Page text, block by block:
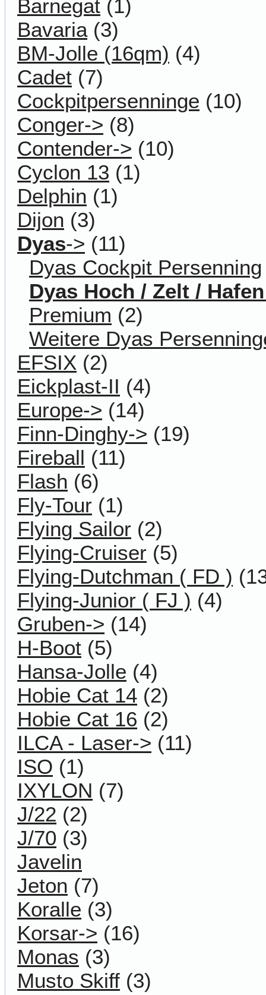
Barnegat (1)
Bavaria(3)
BM-Jolle (16qm) (4)
Cadet (7)
Cockpitpersenninge (10)
Conger-> (8)
Contender-> (10)
Cyclon 13 (1)
Delphin (1)
Dijon (3)
Dyas-> (11)
Dyas Cockpit Persenning
Dyas Hoch / Zelt /
Premium (2)
Weitere Dyas
EFSIX (2)
Eickplast-II (4)
Europe-> (14)
Finn-Dinghy-> (19)
Fireball (11)
Flash (6)
Fly-Tour (1)
Flying Sailor (2)
Flying-Cruiser (5)
Flying-Dutchman ( FD )
Flying-Junior ( FJ ) (4)
Gruben-> (14)
H-Boot (5)
Hansa-Jolle (4)
Hobie Cat 14 (2)
Hobie Cat 16 (2)
ILCA - Laser-> (11)
ISO (1)
IXYLON (7)
J/22 (2)
J/70 (3)
Javelin
Jeton (7)
Koralle (3)
Korsar-> (16)
Monas (3)
Musto Skiff (3)